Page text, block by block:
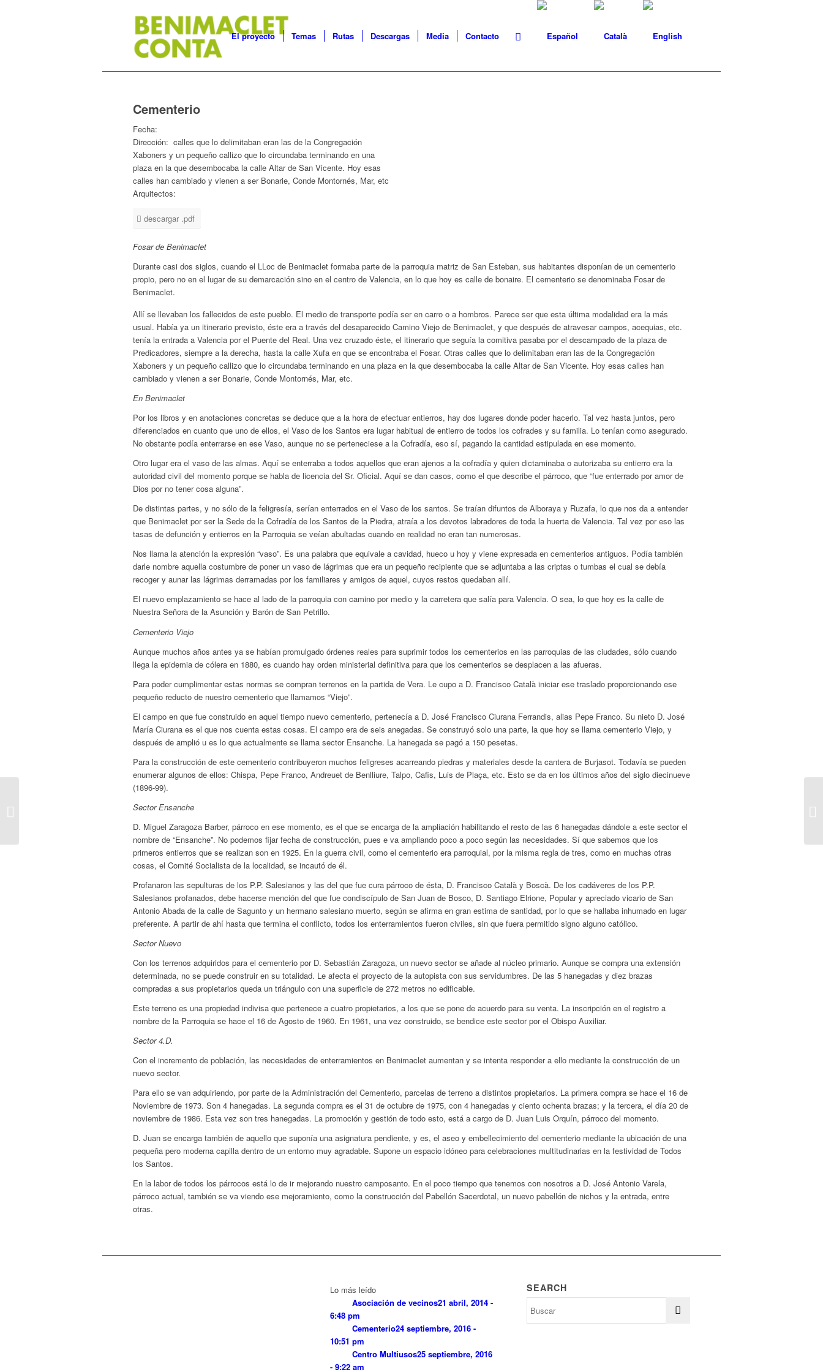
El proyecto Temas Rutas Descargas Media Contacto
Cementerio
Fecha:
Dirección: calles que lo delimitaban eran las de la Congregación
Xaboners y un pequeño callizo que lo circundaba terminando en una
plaza en la que desembocaba la calle Altar de San Vicente. Hoy esas
calles han cambiado y vienen a ser Bonarie, Conde Montornés, Mar, etc
Arquitectos:
descargar .pdf
Fosar de Benimaclet
Durante casi dos siglos, cuando el LLoc de Benimaclet formaba parte de la parroquia matriz de San Esteban, sus habitantes disponían de un cementerio
propio, pero no en el lugar de su demarcación sino en el centro de Valencia, en lo que hoy es calle de bonaire. El cementerio se denominaba Fosar de
Benimaclet.
Allí se llevaban los fallecidos de este pueblo. El medio de transporte podía ser en carro o a hombros. Parece ser que esta última modalidad era la más
usual. Había ya un itinerario previsto, éste era a través del desaparecido Camino Viejo de Benimaclet, y que después de atravesar campos, acequias, etc.
tenía la entrada a Valencia por el Puente del Real. Una vez cruzado éste, el itinerario que seguía la comitiva pasaba por el descampado de la plaza de
Predicadores, siempre a la derecha, hasta la calle Xufa en que se encontraba el Fosar. Otras calles que lo delimitaban eran las de la Congregación
Xaboners y un pequeño callizo que lo circundaba terminando en una plaza en la que desembocaba la calle Altar de San Vicente. Hoy esas calles han
cambiado y vienen a ser Bonarie, Conde Montornés, Mar, etc.
En Benimaclet
Por los libros y en anotaciones concretas se deduce que a la hora de efectuar entierros, hay dos lugares donde poder hacerlo. Tal vez hasta juntos, pero
diferenciados en cuanto que uno de ellos, el Vaso de los Santos era lugar habitual de entierro de todos los cofrades y su familia. Lo tenían como asegurado.
No obstante podía enterrarse en ese Vaso, aunque no se perteneciese a la Cofradía, eso sí, pagando la cantidad estipulada en ese momento.
Otro lugar era el vaso de las almas. Aquí se enterraba a todos aquellos que eran ajenos a la cofradía y quien dictaminaba o autorizaba su entierro era la
autoridad civil del momento porque se habla de licencia del Sr. Oficial. Aquí se dan casos, como el que describe el párroco, que “fue enterrado por amor de
Dios por no tener cosa alguna”.
De distintas partes, y no sólo de la feligresía, serían enterrados en el Vaso de los santos. Se traían difuntos de Alboraya y Ruzafa, lo que nos da a entender
que Benimaclet por ser la Sede de la Cofradía de los Santos de la Piedra, atraía a los devotos labradores de toda la huerta de Valencia. Tal vez por eso las
tasas de defunción y entierros en la Parroquia se veían abultadas cuando en realidad no eran tan numerosas.
Nos llama la atención la expresión “vaso”. Es una palabra que equivale a cavidad, hueco u hoy y viene expresada en cementerios antiguos. Podía también
darle nombre aquella costumbre de poner un vaso de lágrimas que era un pequeño recipiente que se adjuntaba a las criptas o tumbas el cual se debía
recoger y aunar las lágrimas derramadas por los familiares y amigos de aquel, cuyos restos quedaban allí.
El nuevo emplazamiento se hace al lado de la parroquia con camino por medio y la carretera que salía para Valencia. O sea, lo que hoy es la calle de
Nuestra Señora de la Asunción y Barón de San Petrillo.
Cementerio Viejo
Aunque muchos años antes ya se habían promulgado órdenes reales para suprimir todos los cementerios en las parroquias de las ciudades, sólo cuando
llega la epidemia de cólera en 1880, es cuando hay orden ministerial definitiva para que los cementerios se desplacen a las afueras.
Para poder cumplimentar estas normas se compran terrenos en la partida de Vera. Le cupo a D. Francisco Català iniciar ese traslado proporcionando ese
pequeño reducto de nuestro cementerio que llamamos “Viejo”.
El campo en que fue construido en aquel tiempo nuevo cementerio, pertenecía a D. José Francisco Ciurana Ferrandis, alias Pepe Franco. Su nieto D. José
María Ciurana es el que nos cuenta estas cosas. El campo era de seis anegadas. Se construyó solo una parte, la que hoy se llama cementerio Viejo, y
después de amplió u es lo que actualmente se llama sector Ensanche. La hanegada se pagó a 150 pesetas.
Para la construcción de este cementerio contribuyeron muchos feligreses acarreando piedras y materiales desde la cantera de Burjasot. Todavía se pueden
enumerar algunos de ellos: Chispa, Pepe Franco, Andreuet de Benlliure, Talpo, Cafis, Luis de Plaça, etc. Esto se da en los últimos años del siglo diecinueve
(1896-99).
Sector Ensanche
D. Miguel Zaragoza Barber, párroco en ese momento, es el que se encarga de la ampliación habilitando el resto de las 6 hanegadas dándole a este sector el
nombre de “Ensanche”. No podemos fijar fecha de construcción, pues e va ampliando poco a poco según las necesidades. Sí que sabemos que los
primeros entierros que se realizan son en 1925. En la guerra civil, como el cementerio era parroquial, por la misma regla de tres, como en muchas otras
cosas, el Comité Socialista de la localidad, se incautó de él.
Profanaron las sepulturas de los P.P. Salesianos y las del que fue cura párroco de ésta, D. Francisco Català y Boscà. De los cadáveres de los P.P.
Salesianos profanados, debe hacerse mención del que fue condiscípulo de San Juan de Bosco, D. Santiago Elrione, Popular y apreciado vicario de San
Antonio Abada de la calle de Sagunto y un hermano salesiano muerto, según se afirma en gran estima de santidad, por lo que se hallaba inhumado en lugar
preferente. A partir de ahí hasta que termina el conflicto, todos los enterramientos fueron civiles, sin que fuera permitido signo alguno católico.
Sector Nuevo
Con los terrenos adquiridos para el cementerio por D. Sebastián Zaragoza, un nuevo sector se añade al núcleo primario. Aunque se compra una extensión
determinada, no se puede construir en su totalidad. Le afecta el proyecto de la autopista con sus servidumbres. De las 5 hanegadas y diez brazas
compradas a sus propietarios queda un triángulo con una superficie de 272 metros no edificable.
Este terreno es una propiedad indivisa que pertenece a cuatro propietarios, a los que se pone de acuerdo para su venta. La inscripción en el registro a
nombre de la Parroquia se hace el 16 de Agosto de 1960. En 1961, una vez construido, se bendice este sector por el Obispo Auxiliar.
Sector 4.D.
Con el incremento de población, las necesidades de enterramientos en Benimaclet aumentan y se intenta responder a ello mediante la construcción de un
nuevo sector.
Para ello se van adquiriendo, por parte de la Administración del Cementerio, parcelas de terreno a distintos propietarios. La primera compra se hace el 16 de
Noviembre de 1973. Son 4 hanegadas. La segunda compra es el 31 de octubre de 1975, con 4 hanegadas y ciento ochenta brazas; y la tercera, el día 20 de
noviembre de 1986. Esta vez son tres hanegadas. La promoción y gestión de todo esto, está a cargo de D. Juan Luis Orquín, párroco del momento.
D. Juan se encarga también de aquello que suponía una asignatura pendiente, y es, el aseo y embellecimiento del cementerio mediante la ubicación de una
pequeña pero moderna capilla dentro de un entorno muy agradable. Supone un espacio idóneo para celebraciones multitudinarias en la festividad de Todos
los Santos.
En la labor de todos los párrocos está lo de ir mejorando nuestro camposanto. En el poco tiempo que tenemos con nosotros a D. José Antonio Varela,
párroco actual, también se va viendo ese mejoramiento, como la construcción del Pabellón Sacerdotal, un nuevo pabellón de nichos y la entrada, entre
otras.
Lo más leído
Asociación de vecinos21 abril, 2014 -
6:48 pm
Cementerio24 septiembre, 2016 -
10:51 pm
Centro Multiusos25 septiembre, 2016
- 9:22 am
SEARCH